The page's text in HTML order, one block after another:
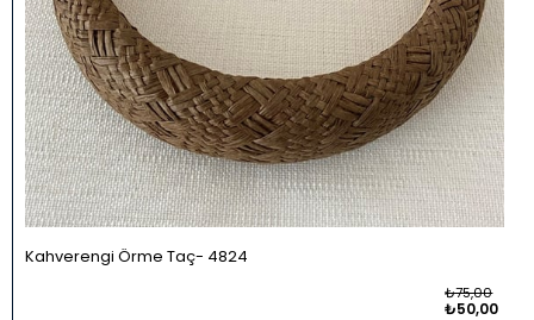
Kahverengi Örme Taç 4824
₺50,00
₺75,00